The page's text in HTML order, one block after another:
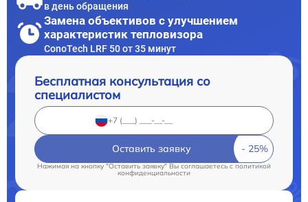
в день обращения
Замена объективов с улучшением
характеристик тепловизора
ConoTech LRF 50 от 35 минут
Бесплатная консультация со
специалистом
Оставить заявку
Нажимая на кнопку "Оставить заявку" Вы соглашаетесь cполитикой
конфиденциальности